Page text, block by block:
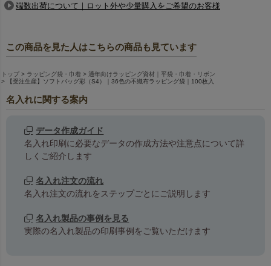
ピングに最適です。
しなやかな手触り、シールで簡単口留め
止めることができ、作業もスムーズです。
より華やかに仕上げたい方は、別売りのリボン類もご利用くださ
別売りの口留めアクセサリー一覧はこちら
端数出荷について｜ロット外や少量購入をご希望のお客様
この商品を見た人はこちらの商品も見ています
トップ ラッピング袋・巾着
通年向けラッピング資材｜平袋・巾着・リボン
【受注生産】ソフトバッグ彩（S4）｜36色の不織布ラッピング袋｜100枚入
名入れに関する案内
データ作成ガイド
名入れ印刷に必要なデータの作成方法や注意点について詳
しくご紹介します
名入れ注文の流れ
名入れ注文の流れをステップごとにご説明します
名入れ製品の事例を見る
実際の名入れ製品の印刷事例をご覧いただけます